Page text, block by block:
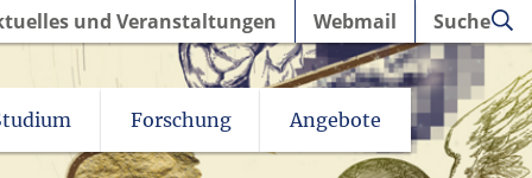
Forschung Angebote
und Veranstaltungen Webmail Suche